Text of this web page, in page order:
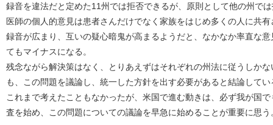
録音を違法だと定めた11州では拒否できるが、原則として他の州で
医師の個人的意見は患者さんだけでなく家族をはじめ多くの人に共
録音が広まり、互いの疑心暗鬼が高まるようだと、なかなか率直な
てもマイナスになる。
残念ながら解決策はなく、とりあえずはそれぞれの州法に従うしか
も、この問題を議論し、統一した方針を出す必要があると結論してい
これまで考えたこともなかったが、米国で進む動きは、必ず我が国
査を始め、この問題についての議論を早急に始めることが重要に思う